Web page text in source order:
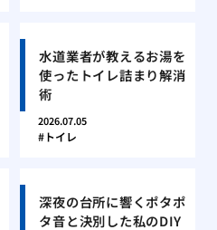
水道業者が教えるお湯を
使ったトイレ詰まり解消
術
2026.07.05
トイレ
深夜の台所に響くポタポ
タ音と決別した私のDIY